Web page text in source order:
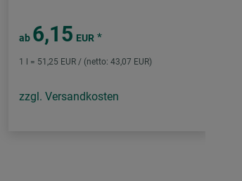
ab 6,15 EUR *
1 l = 51,25 EUR / (netto: 43,07 EUR)
zzgl. Versandkosten